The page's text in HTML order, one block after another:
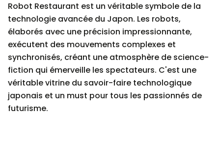
Robot Restaurant est un véritable symbole de la
technologie avancée du Japon. Les robots,
élaborés avec une précision impressionnante,
exécutent des mouvements complexes et
synchronisés, créant une atmosphère de science-
fiction qui émerveille les spectateurs. C'est une
véritable vitrine du savoir-faire technologique
japonais et un must pour tous les passionnés de
futurisme.